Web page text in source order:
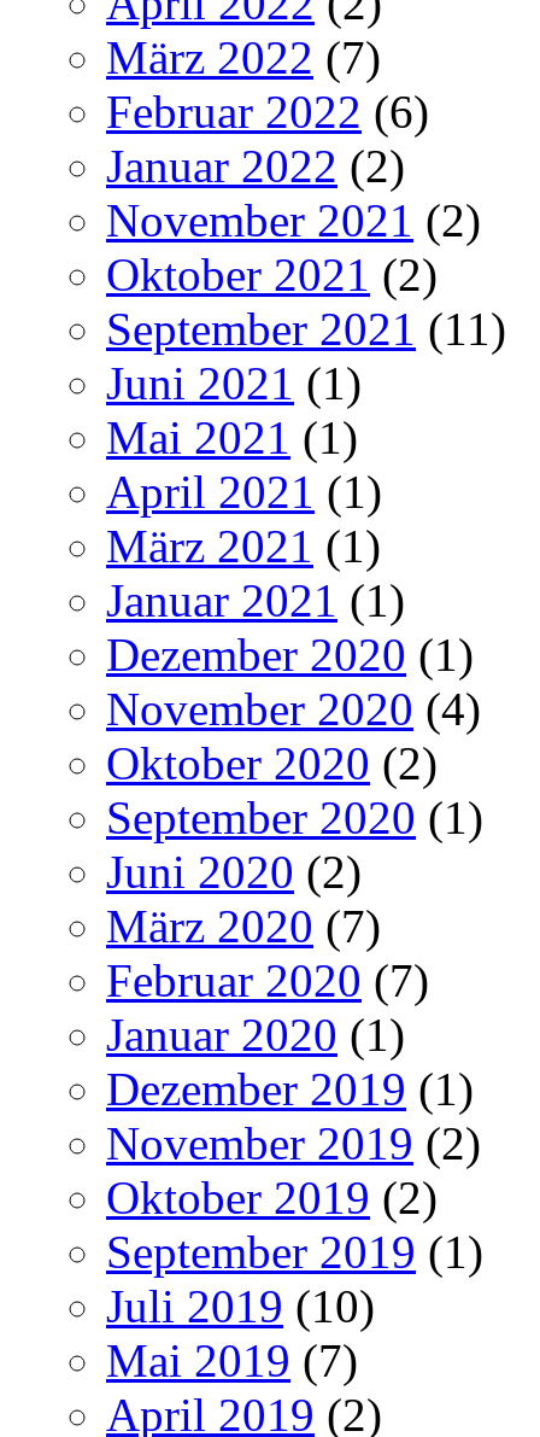
März 2022 (7)
Februar 2022 (6)
Januar 2022 (2)
November 2021 (2)
Oktober 2021 (2)
September 2021 (11)
Juni 2021 (1)
Mai 2021 (1)
April 2021 (1)
März 2021 (1)
Januar 2021 (1)
Dezember 2020 (1)
November 2020 (4)
Oktober 2020 (2)
September 2020 (1)
Juni 2020 (2)
März 2020 (7)
Februar 2020 (7)
Januar 2020 (1)
Dezember 2019 (1)
November 2019 (2)
Oktober 2019 (2)
September 2019 (1)
Juli 2019 (10)
Mai 2019 (7)
April 2019 (2)